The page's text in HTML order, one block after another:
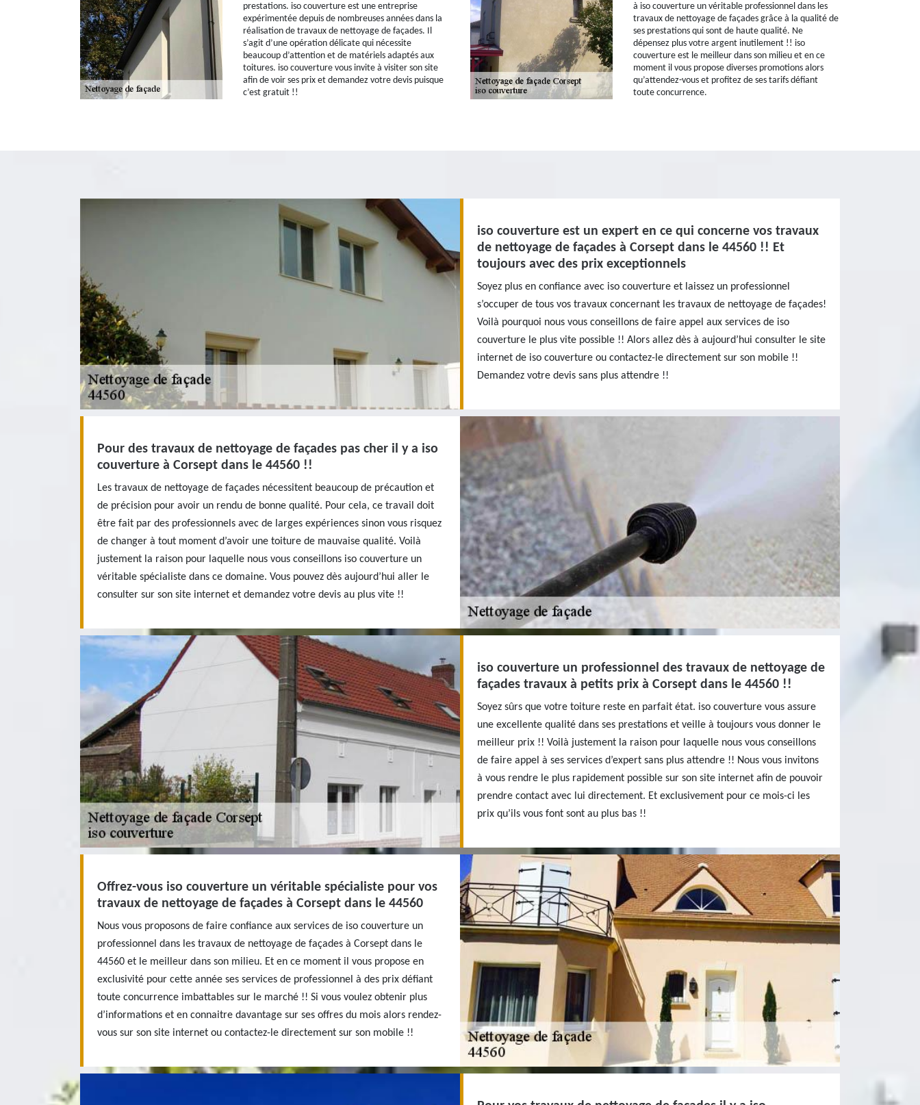
prestations. iso couverture est une entreprise
expérimentée depuis de nombreuses années dans la
réalisation de travaux de nettoyage de façades. Il
s’agit d’une opération délicate qui nécessite
beaucoup d’attention et de matériels adaptés aux
toitures. iso couverture vous invite à visiter son site
afin de voir ses prix et demandez votre devis puisque
c’est gratuit !!
à iso couverture un véritable professionnel dans les
travaux de nettoyage de façades grâce à la qualité de
ses prestations qui sont de haute qualité. Ne
dépensez plus votre argent inutilement !! iso
couverture est le meilleur dans son milieu et en ce
moment il vous propose diverses promotions alors
qu’attendez-vous et profitez de ses tarifs défiant
toute concurrence.
iso couverture est un expert en ce qui concerne vos travaux
de nettoyage de façades à Corsept dans le 44560 !! Et
toujours avec des prix exceptionnels
Soyez plus en confiance avec iso couverture et laissez un professionnel
s’occuper de tous vos travaux concernant les travaux de nettoyage de façades!
Voilà pourquoi nous vous conseillons de faire appel aux services de iso
couverture le plus vite possible !! Alors allez dès à aujourd’hui consulter le site
internet de iso couverture ou contactez-le directement sur son mobile !!
Demandez votre devis sans plus attendre !!
Pour des travaux de nettoyage de façades pas cher il y a iso
couverture à Corsept dans le 44560 !!
Les travaux de nettoyage de façades nécessitent beaucoup de précaution et
de précision pour avoir un rendu de bonne qualité. Pour cela, ce travail doit
être fait par des professionnels avec de larges expériences sinon vous risquez
de changer à tout moment d’avoir une toiture de mauvaise qualité. Voilà
justement la raison pour laquelle nous vous conseillons iso couverture un
véritable spécialiste dans ce domaine. Vous pouvez dès aujourd’hui aller le
consulter sur son site internet et demandez votre devis au plus vite !!
iso couverture un professionnel des travaux de nettoyage de
façades travaux à petits prix à Corsept dans le 44560 !!
Soyez sûrs que votre toiture reste en parfait état. iso couverture vous assure
une excellente qualité dans ses prestations et veille à toujours vous donner le
meilleur prix !! Voilà justement la raison pour laquelle nous vous conseillons
de faire appel à ses services d’expert sans plus attendre !! Nous vous invitons
à vous rendre le plus rapidement possible sur son site internet afin de pouvoir
prendre contact avec lui directement. Et exclusivement pour ce mois-ci les
prix qu’ils vous font sont au plus bas !!
Offrez-vous iso couverture un véritable spécialiste pour vos
travaux de nettoyage de façades à Corsept dans le 44560
Nous vous proposons de faire confiance aux services de iso couverture un
professionnel dans les travaux de nettoyage de façades à Corsept dans le
44560 et le meilleur dans son milieu. Et en ce moment il vous propose en
exclusivité pour cette année ses services de professionnel à des prix défiant
toute concurrence imbattables sur le marché !! Si vous voulez obtenir plus
d’informations et en connaitre davantage sur ses offres du mois alors rendez-
vous sur son site internet ou contactez-le directement sur son mobile !!